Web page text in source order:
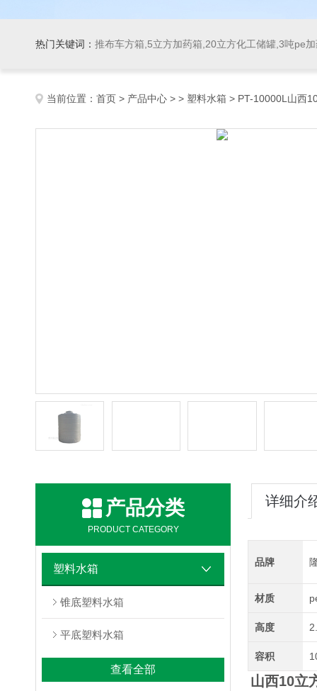
热门关键词： 推布车方箱,5立方加药箱,20立方化工储罐,3吨pe
当前位置： 首页 > 产品中心 > > 塑料水箱 > PT-10000L山西
产品分类
PRODUCT CATEGORY
塑料水箱
锥底塑料水箱
平底塑料水箱
查看全部
详细介
品牌
材质
高度
容积
山西10立